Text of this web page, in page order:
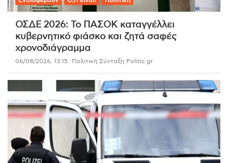
ΟΣΔΕ 2026: Το ΠΑΣΟΚ καταγγέλλει
κυβερνητικό φιάσκο και ζητά σαφές
χρονοδιάγραμμα
06/08/2026, 13:15 Πολιτική Σύνταξη Politic.gr